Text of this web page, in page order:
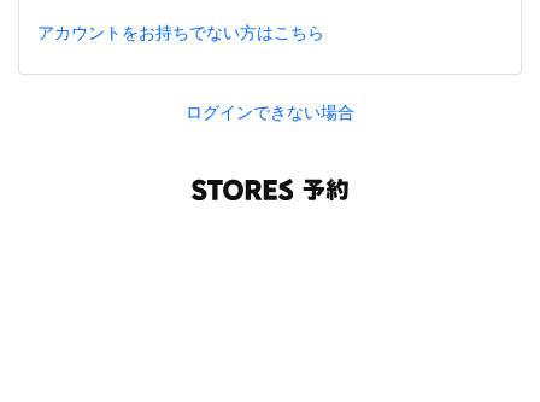
アカウントをお持ちでない方はこちら
ログインできない場合